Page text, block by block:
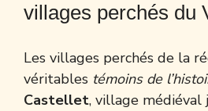
villages perchés du
Les villages perchés de la
véritables témoins de
Castellet, village médiéval